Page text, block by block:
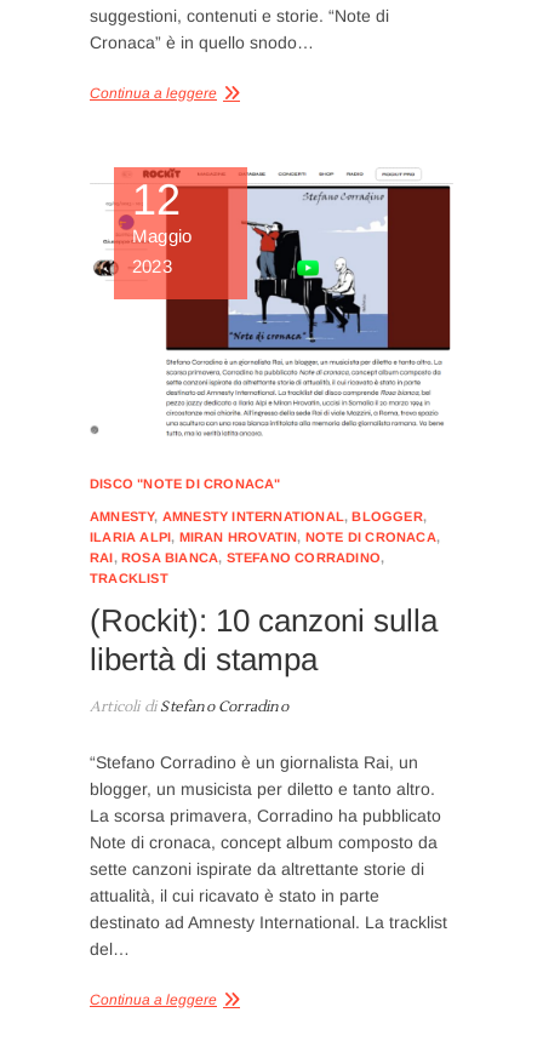
suggestioni, contenuti e storie. “Note di
Cronaca” è in quello snodo…
Continua a leggere
12
Maggio
2023
DISCO "NOTE DI CRONACA"
AMNESTY, AMNESTY INTERNATIONAL,BLOGGER,
ILARIA ALPI, MIRAN HROVATIN, NOTE DI CRONACA,
RAI,ROSA BIANCA, STEFANO CORRADINO,
TRACKLIST
(Rockit): 10 canzoni sulla
libertà di stampa
Articoli diStefano Corradino
“Stefano Corradino è un giornalista Rai, un
blogger, un musicista per diletto e tanto altro.
La scorsa primavera, Corradino ha pubblicato
Note di cronaca, concept album composto da
sette canzoni ispirate da altrettante storie di
attualità, il cui ricavato è stato in parte
destinato ad Amnesty International. La tracklist
del…
Continua a leggere